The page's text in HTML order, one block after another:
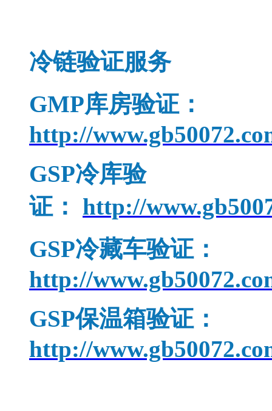
冷链验证服务
GMP库房验证：
http://
GSP冷库验
证： http://
GSP冷藏车验证：
http://
GSP保温箱验证：
http://